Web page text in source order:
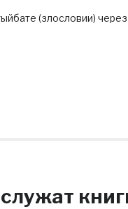
(злословии) через